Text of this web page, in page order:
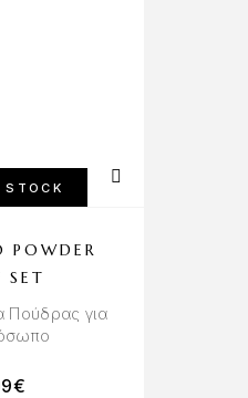
STOCK
SET
Πούδρας για
€